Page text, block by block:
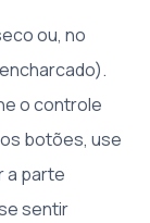
ou, no
o controle
botões, use
a parte
sentir